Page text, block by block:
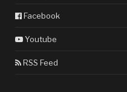
Facebook
Youtube
RSS Feed